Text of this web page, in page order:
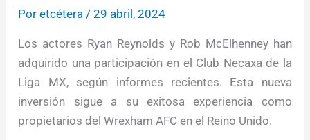
Poretcétera /29 abril, 2024
Los actores Ryan Reynolds y Rob McElhenney han
adquirido una participación en el Club Necaxa de la
Liga MX, según informes recientes. Esta nueva
inversión sigue a su exitosa experiencia como
propietarios del Wrexham AFC en el Reino Unido.